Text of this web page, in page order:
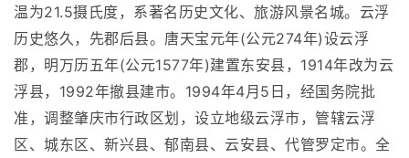
温为21.5摄氏度，系著名历史文化、旅游风景名城。云浮
历史悠久，先郡后县。唐天宝元年(公元274年)设云浮
郡，明万历五年(公元1577年)建置东安县，1914年改为云
浮县，1992年撤县建市。1994年4月5日，经国务院批
准，调整肇庆市行政区划，设立地级云浮市，管辖云浮
区、城东区、新兴县、郁南县、云安县、代管罗定市。全